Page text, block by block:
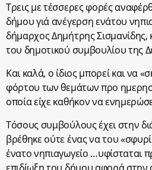
Τρεις με τέσσερες φορές
δήμου γιά ανέγερση ενάτου
δήμαρχος Δημήτρης Σισμανίδης,
του δημοτικού συμβουλίου της
Και καλά, ο ίδιος μπορεί και να
φόρτου των θεμάτων προ
οποία είχε καθήκον να
Τόσους συμβούλους έχει στην
βρέθηκε ούτε ένας να του
ένατο νηπιαγωγείο …υφίσταται